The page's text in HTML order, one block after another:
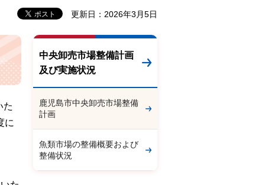
更新日：2026年3月5日
た
に
中央卸売市場整備計画
及び実施状況
鹿児島市中央卸売市場整備
計画
魚類市場の整備概要および
整備状況